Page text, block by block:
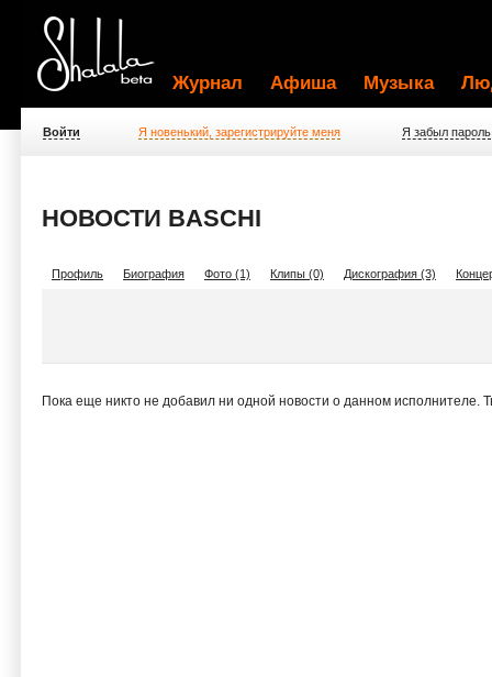
Журнал Афиша Музыка
Войти Я новенький, зарегистрируйте меня Я забыл пароль
НОВОСТИ BASCHI
Профиль Биография Фото (1) Клипы (0) Дискография (3)
Пока еще никто не добавил ни одной новости о данном